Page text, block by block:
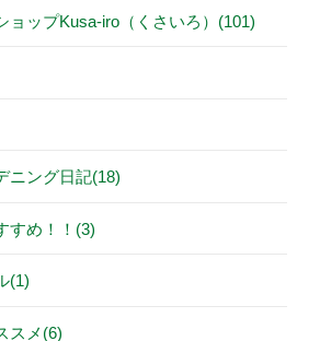
ョップKusa-iro（くさいろ）(101)
ニング日記(18)
すめ！！(3)
(1)
スメ(6)